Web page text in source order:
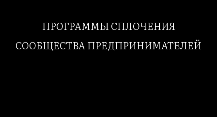
ПРОГРАММЫ СПЛОЧЕНИЯ
СООБЩЕСТВА ПРЕДПРИНИМАТЕЛЕЙ